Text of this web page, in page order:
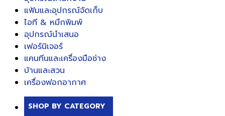
แฟ้มและอุปกรณ์จัดเก็บ
ไอที & หมึกพิมพ์
อุปกรณ์นำเสนอ
เฟอร์นิเจอร์
แคนทีนและเครื่องมือช่าง
บ้านและสวน
เครื่องฟอกอากาศ
SHOP BY CATEGORY